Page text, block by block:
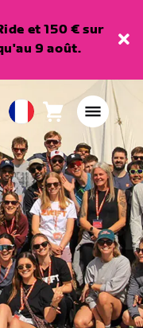
et 150 € sur
9 août.
European
Union
Français
Panier0
article